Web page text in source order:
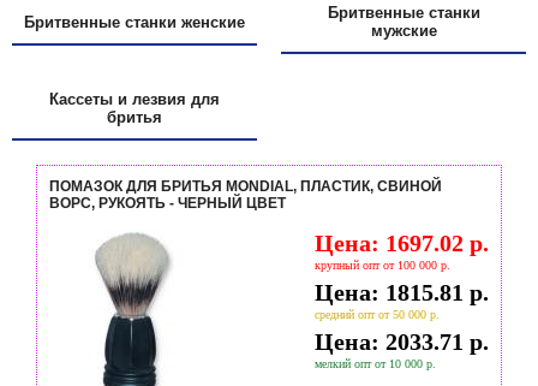
Бритвенные станки женские
Бритвенные станки
мужские
Кассеты и лезвия для
бритья
ПОМАЗОК ДЛЯ БРИТЬЯ MONDIAL, ПЛАСТИК, СВИНОЙ
ВОРС, РУКОЯТЬ - ЧЕРНЫЙ ЦВЕТ
Цена: 1697.02 р.
крупный опт от 100 000 р.
Цена: 1815.81 р.
средний опт от 50 000 р.
Цена: 2033.71 р.
мелкий опт от 10 000 р.